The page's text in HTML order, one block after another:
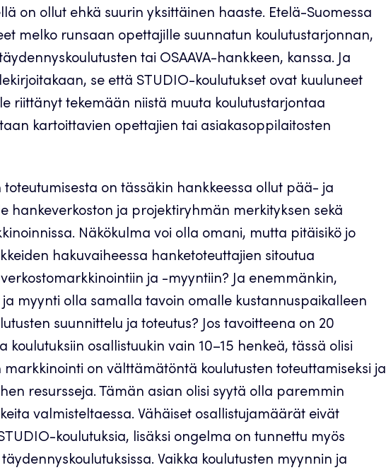
on ollut ehkä suurin yksittäinen haaste. Etelä-Suomessa
melko runsaan opettajille suunnatun koulutustarjonnan,
tai OSAAVA-hankkeen, kanssa. Ja
se että STUDIO-koulutukset ovat kuuluneet
riittänyt tekemään niistä muuta koulutustarjontaa
kartoittavien opettajien tai asiakasoppilaitosten
toteutumisesta on tässäkin hankkeessa ollut pää- ja
hankeverkoston ja projektiryhmän merkityksen sekä
Näkökulma voi olla omani, mutta pitäisikö jo
hakuvaiheessa hanketoteuttajien sitoutua
ja -myyntiin? Ja enemmänkin,
myynti olla samalla tavoin omalle kustannuspaikalleen
suunnittelu ja toteutus? Jos tavoitteena on 20
koulutuksiin osallistuukin vain 10–15 henkeä, tässä olisi
markkinointi on välttämätöntä koulutusten toteuttamiseksi ja
resursseja. Tämän asian olisi syytä olla paremmin
valmisteltaessa. Vähäiset osallistujamäärät eivät
koulutuksia, lisäksi ongelma on tunnettu myös
Vaikka koulutusten myynnin ja